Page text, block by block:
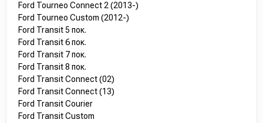
Ford Tourneo Connect 2 (2013-)
Ford Tourneo Custom (2012-)
Ford Transit 5 пок.
Ford Transit 6 пок.
Ford Transit 7 пок.
Ford Transit 8 пок.
Ford Transit Connect (02)
Ford Transit Connect (13)
Ford Transit Courier
Ford Transit Custom